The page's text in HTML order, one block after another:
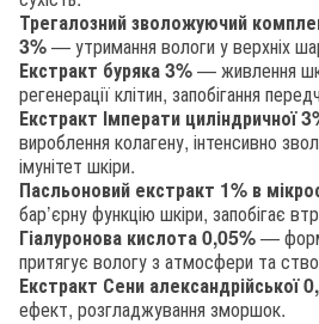
Трегалозний зволожуючий
3%— утримання вологи у верхніх
Екстракт буряка 3%— живлення
регенерації клітин, запобігання
Екстракт Імперати циліндричної
вироблення колагену, інтенсивно
імунітет шкіри.
Пасльоновий екстракт 1% в
бар’єрну функцію шкіри, запобігає
Гіалуронова кислота 0,05%—
притягує вологу з атмосфери та
Екстракт Сени александрійської
ефект, розгладжування зморшок.